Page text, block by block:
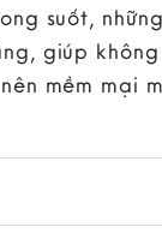
suốt,
giúp
mềm mại